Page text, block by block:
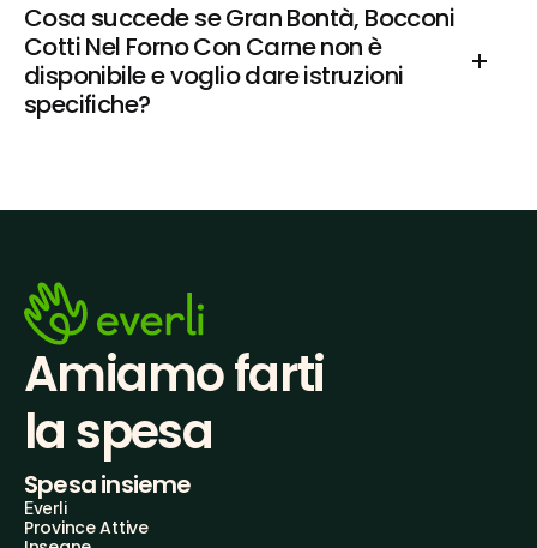
Cosa succede se Gran Bontà, Bocconi
Cotti Nel Forno Con Carne non è
disponibile e voglio dare istruzioni
specifiche?
Amiamo farti
la spesa
Spesa insieme
Everli
Province Attive